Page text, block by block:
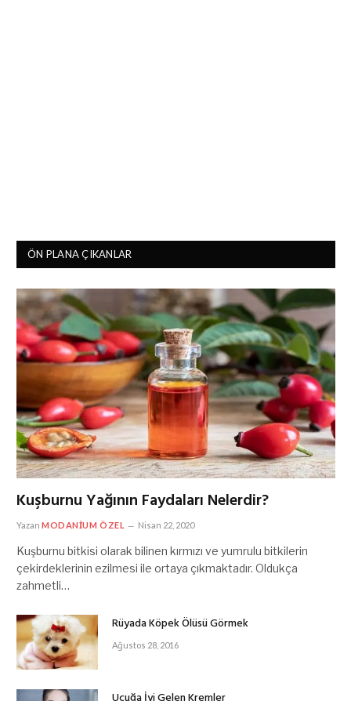
ÖN PLANA ÇIKANLAR
Kuşburnu Yağının Faydaları Nelerdir?
Yazan MODANIUM ÖZEL Nisan 22, 2020
Kuşburnu bitkisi olarak bilinen kırmızı ve yumrulu bitkilerin
çekirdeklerinin ezilmesi ile ortaya çıkmaktadır. Oldukça
zahmetli…
Rüyada Köpek Ölüsü Görmek
Ağustos 28, 2016